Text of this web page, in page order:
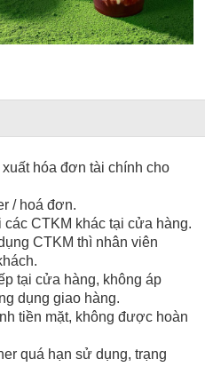
hóa đơn tài chính cho
/ hoá đơn.
CTKM khác tại cửa hàng.
CTKM thì nhân viên
tại cửa hàng, không áp
dụng giao hàng.
tiền mặt, không được hoàn
quá hạn sử dụng, trạng